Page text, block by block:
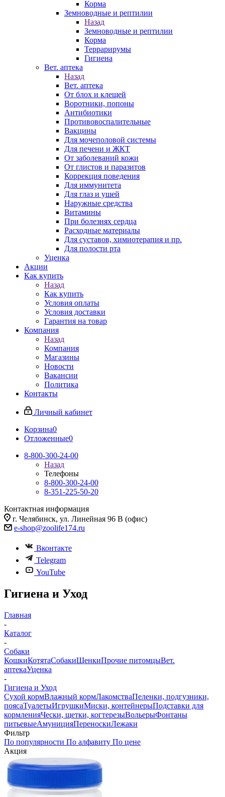
Корма
Земноводные и рептилии
Назад
Земноводные и рептилии
Корма
Террарирумы
Гигиена
Вет. аптека
Назад
Вет. аптека
От блох и клещей
Воротники, попоны
Антибиотики
Противовоспалительные
Вакцины
Для мочеполовой системы
Для печени и ЖКТ
От заболеваний кожи
От глистов и паразитов
Коррекция поведения
Для иммунитета
Для глаз и ушей
Наружные средства
Витамины
При болезнях сердца
Расходные материалы
Для суставов, химиотерапия и пр.
Для полости рта
Уценка
Акции
Как купить
Назад
Как купить
Условия оплаты
Условия доставки
Гарантия на товар
Компания
Назад
Компания
Магазины
Новости
Вакансии
Политика
Контакты
Личный кабинет
Корзина0
Отложенные0
8-800-300-24-00
Назад
Телефоны
8-800-300-24-00
8-351-225-50-20
Контактная информация
г. Челябинск, ул. Линейная 96 В (офис)
e-shop@zoolife174.ru
Вконтакте
Telegram
YouTube
Гигиена и Уход
Главная
-
Каталог
-
Собаки
КошкиКотятаСобакиЩенкиПрочие питомцыВет.
аптекаУценка
-
Гигиена и Уход
Сухой кормВлажный кормЛакомстваПеленки, подгузники,
поясаТуалетыИгрушкиМиски, контейнерыПодставки для
кормленияЧески, щетки, когтерезыВольерыФонтаны
питьевыеАмуницияПереноскиЛежаки
Фильтр
По популярности По алфавиту По цене
Акция